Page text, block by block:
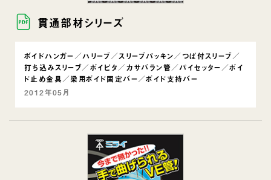
貫通部材シリーズ
ボイドハンガー／ハリーブ／スリーブパッキン／つば付スリーブ／
打ち込みスリーブ／ボイピタ／カサバラン管／パイセッター／ボイ
ド止め金具／梁用ボイド固定バー／ボイド支持バー
2012年05月